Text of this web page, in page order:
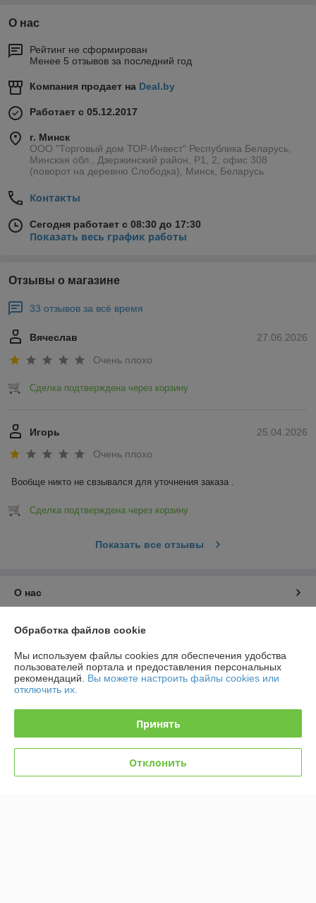
О нас
Рейтинг не сформирован
Менее 5 отзывов за последний год
Компания продает на Deal.by
Работает с 05.12.2017
г. Минск
ООО "Торговый дом ТОР-Инвест" Республика Беларусь,
Минская обл., Дзержинский район, Р1, 2, офис 308
(поворот на деревню Слободка), Минск, Беларусь
Контакты
Сегодня работает с 08:30 до 17:30
Показать весь график работы
Отзывы о магазине
33 отзывов за всё время
27.06.2026
Вячеслав
Очень плохо
Сделка подтверждена через корзину
25.04.2026
Игорь
Очень плохо
Вообще никто не свзывался для уточнения заказа .
Сделка подтверждена через корзину
Показать все отзывы
О нас
Контакты
Доставка и оплата
График работы
Политика обработки cookies
Обработка файлов cookie
Мы используем файлы cookies для обеспечения удобства
пользователей портала и предоставления персональных
рекомендаций. Вы можете настроить файлы cookies или
отключить их.
Принять
Отклонить